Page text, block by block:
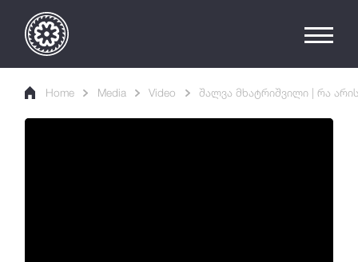
Home Media Video შალვა მხატრიშვილი | რა